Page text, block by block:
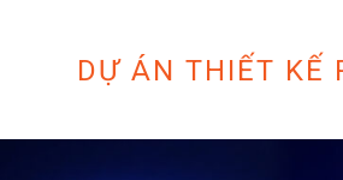
DỰ ÁN THIẾT KẾ